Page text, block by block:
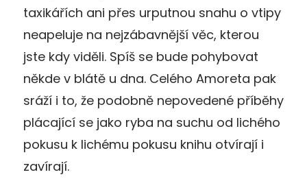
taxikářích ani přes urputnou snahu o vtipy
neapeluje na nejzábavnější věc, kterou
jste kdy viděli. Spíš se bude pohybovat
někde v blátě u dna. Celého Amoreta pak
sráží i to, že podobně nepovedené příběhy
plácající se jako ryba na suchu od lichého
pokusu k lichému pokusu knihu otvírají i
zavírají.